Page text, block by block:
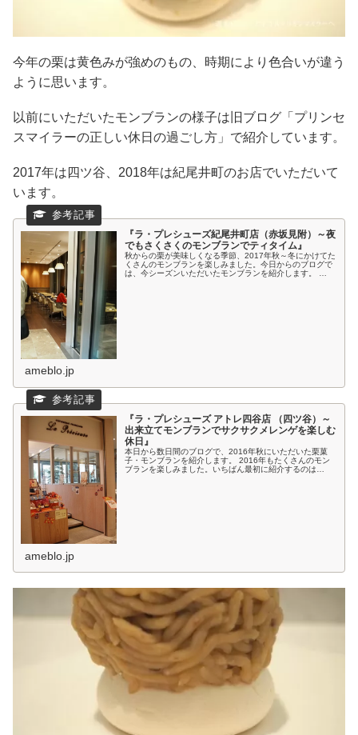
今年の栗は黄色みが強めのもの、時期により色合いが違う
ように思います。
以前にいただいたモンブランの様子は 旧ブログ「プリンセ
スマイラーの正しい休日の過ごし方」で紹介しています。
2017年は四ツ谷、2018年は紀尾井町のお店でいただいて
います。
『ラ・プレシューズ紀尾井町店（赤坂見附）～夜
でもさくさくのモンブランでティタイム』
秋からの栗が美味しくなる季節、2017年秋～冬にかけてた
くさんのモンブランを楽しみました。今日からのブログで
は、今シーズンいただいたモンブランを紹介します。 …
ameblo.jp
『ラ・プレシューズ アトレ四谷店 （四ツ谷）～
出来立てモンブランでサクサクメレンゲを楽しむ
休日』
本日から数日間のブログで、2016年秋にいただいた栗菓
子・モンブランを紹介します。 2016年もたくさんのモン
ブランを楽しみました。いちばん最初に紹介するのは…
ameblo.jp